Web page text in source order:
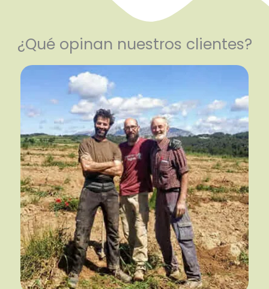
¿Qué opinan nuestros clientes?